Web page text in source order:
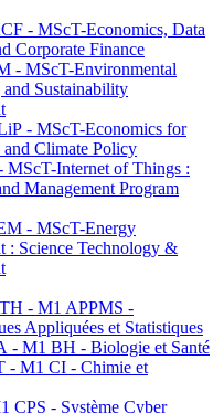
- MScT-Economics, Data
Corporate Finance
- MScT-Environmental
Sustainability
- MScT-Economics for
and Climate Policy
Internet of Things :
Management Program
- MScT-Energy
: Science Technology &
- M1 APPMS -
Appliquées et Statistiques
- M1 BH - Biologie et Santé
- M1 CI - Chimie et
CPS - Système Cyber